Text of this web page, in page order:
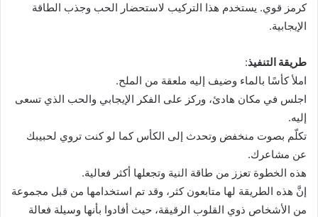
كرمز قوي. يستخدم هذا التركيب لاستحضار الحب وجذب الطاقة
الإيجابية.
طريقة التنفيذ:
املأ كأسًا بالماء وضيف إليه ملعقة من الملح.
اجلس في مكان هادئ، وركز على الفكر الإيجابي والحب الذي تسعى
إليه.
تكلّم بصوت منخفض وتحدث إلى الكأس كما لو كنت تروي لحبيبك
عن مشاعرك.
هذه الخطوة تعزز من طاقة النية وتجعلها أكثر فعالية.
إنَّ هذه الطريقة لها متابعون كثر، وقد تم استخدامها من قبل مجموعة
من الأشخاص ذوي القلوب الرقيقة، حيث أفادوا بأنها وسيلة فعالة